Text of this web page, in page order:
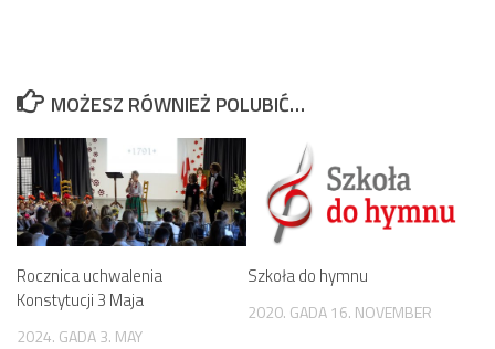
MOŻESZ RÓWNIEŻ POLUBIĆ…
Rocznica uchwalenia
Konstytucji 3 Maja
2024. GADA 3. MAY
Szkoła do hymnu
2020. GADA 16. NOVEMBER